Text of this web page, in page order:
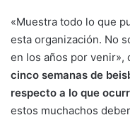
«Muestra todo lo que
esta organización. No
en los años por venir»,
cinco semanas de
respecto a lo que
estos muchachos